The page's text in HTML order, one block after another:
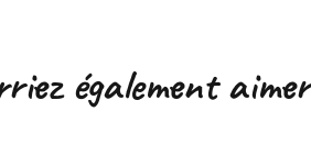
également aimer